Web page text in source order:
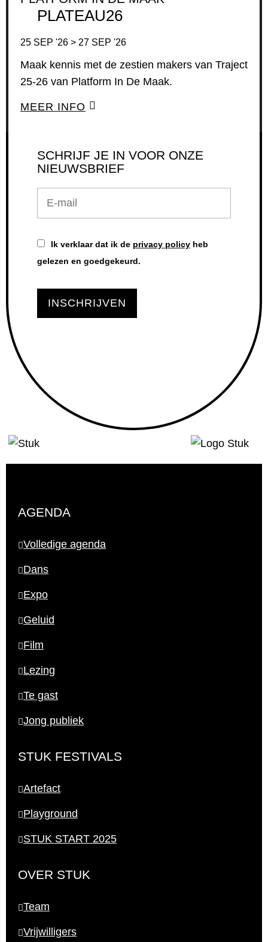
PLATEAU26
25 SEP '26 > 27 SEP '26
Maak kennis met de zestien makers van Traject
25-26 van Platform In De Maak.
MEER INFO
SCHRIJF JE IN VOOR ONZE
NIEUWSBRIEF
Ik verklaar dat ik de privacy policy heb
gelezen en goedgekeurd.
INSCHRIJVEN
AGENDA
Volledige agenda
Dans
Expo
Geluid
Film
Lezing
Te gast
Jong publiek
STUK FESTIVALS
Artefact
Playground
STUK START 2025
OVER STUK
Team
Vrijwilligers